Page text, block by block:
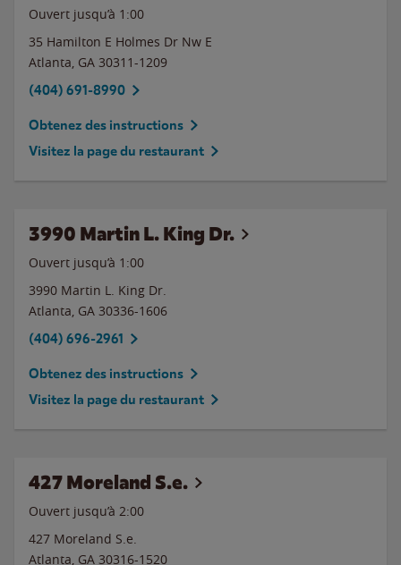
Ouvert jusqu’à 1:00
35 Hamilton E Holmes Dr Nw E
Atlanta, GA 30311-1209
(404) 691-8990
Obtenez des instructions
Visitez la page du restaurant
3990 Martin L. King Dr.
Ouvert jusqu’à 1:00
3990 Martin L. King Dr.
Atlanta, GA 30336-1606
(404) 696-2961
Obtenez des instructions
Visitez la page du restaurant
427 Moreland S.e.
Ouvert jusqu’à 2:00
427 Moreland S.e.
Atlanta, GA 30316-1520